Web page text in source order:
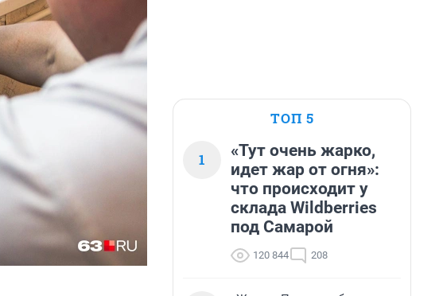
ТОП 5
1
«Тут очень жарко,
идет жар от огня»:
что происходит у
склада Wildberries
под Самарой
120 844 208